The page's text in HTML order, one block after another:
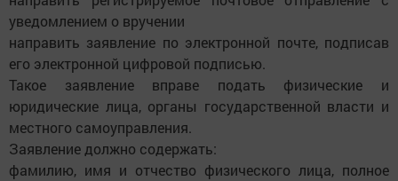
уведомлением о вручении
направить заявление по электронной почте, подписав
его электронной цифровой подписью.
Такое заявление вправе подать физические и
юридические лица, органы государственной власти и
местного самоуправления.
Заявление должно содержать:
фамилию, имя и отчество физического лица, полное